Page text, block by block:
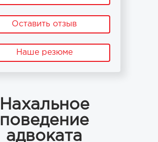
Оставить отзыв
Наше резюме
Нахальное
поведение
адвоката